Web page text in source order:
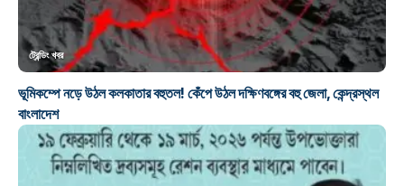
ট্রেন্ডিং খবর
ভূমিকম্পে নড়ে উঠল কলকাতার বহুতল! কেঁপে উঠল দক্ষিণবঙ্গের বহু জেলা, কেন্দ্রস্থল
বাংলাদেশ